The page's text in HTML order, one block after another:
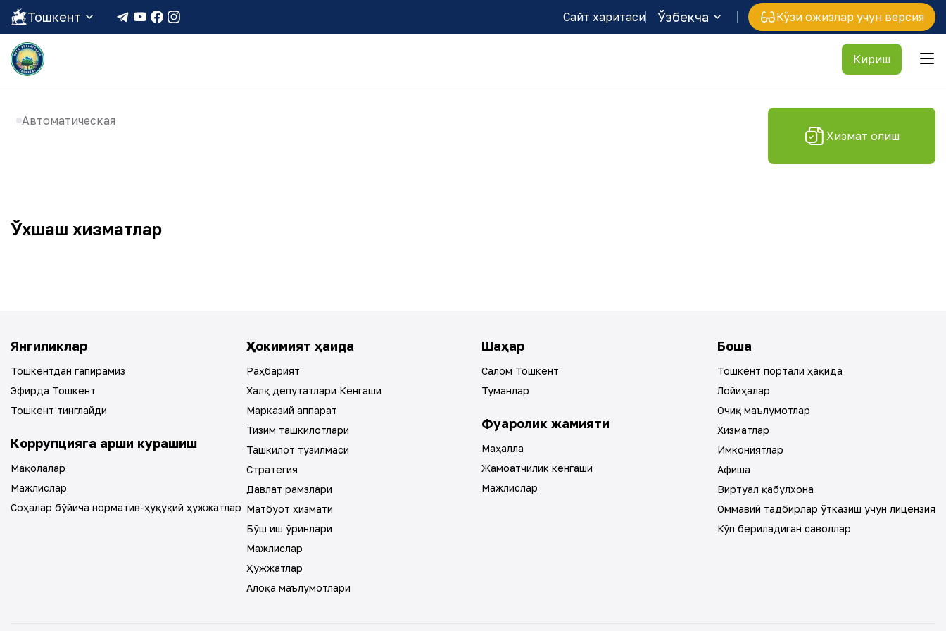
Тошкент Сайт харитаси Ўзбекча Кўзи ожизлар учун версия
Кириш
Автоматическая
Хизмат олиш
Ўхшаш хизматлар
Янгиликлар
Тошкентдан гапирамиз
Эфирда Тошкент
Тошкент тинглайди
Коррупцияга қарши курашиш
Мақолалар
Мажлислар
Соҳалар бўйича норматив-ҳуқуқий ҳужжатлар
Ҳокимият ҳақида
Раҳбарият
Халқ депутатлари Кенгаши
Марказий аппарат
Тизим ташкилотлари
Ташкилот тузилмаси
Стратегия
Давлат рамзлари
Матбуот хизмати
Бўш иш ўринлари
Мажлислар
Ҳужжатлар
Алоқа маълумотлари
Шаҳар
Салом Тошкент
Туманлар
Фуқаролик жамияти
Маҳалла
Жамоатчилик кенгаши
Мажлислар
Бошқа
Тошкент портали ҳақида
Лойиҳалар
Очиқ маълумотлар
Хизматлар
Имкониятлар
Афиша
Виртуал қабулхона
Оммавий тадбирлар ўтказиш учун лицензия
Кўп бериладиган саволлар